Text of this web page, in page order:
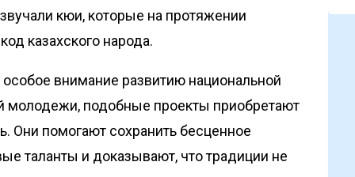
кюи, которые на протяжении
казахского народа.
внимание развитию национальной
молодежи, подобные проекты приобретают
Они помогают сохранить бесценное
таланты и доказывают, что традиции не